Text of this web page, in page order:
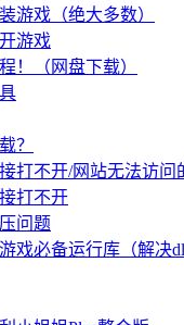
游戏（绝大多数）
游戏
！（网盘下载）
？
打不开/网站无法访问
打不开
问题
戏必备运行库（解决